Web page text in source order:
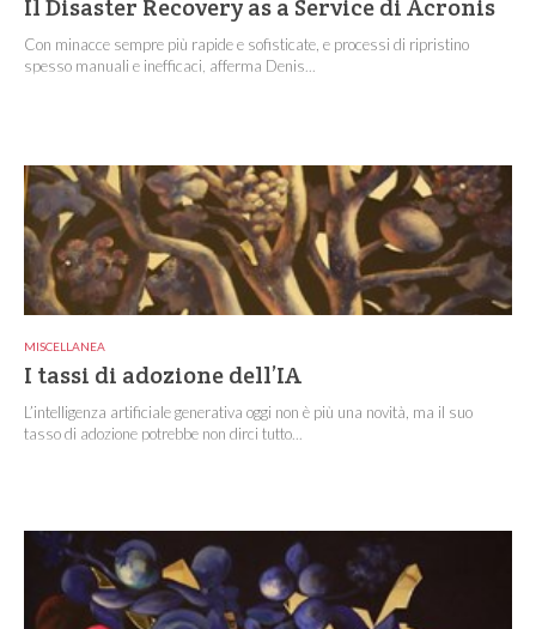
Il Disaster Recovery as a Service di Acronis
Con minacce sempre più rapide e sofisticate, e processi di ripristino
spesso manuali e inefficaci, afferma Denis...
MISCELLANEA
I tassi di adozione dell’IA
L’intelligenza artificiale generativa oggi non è più una novità, ma il suo
tasso di adozione potrebbe non dirci tutto...